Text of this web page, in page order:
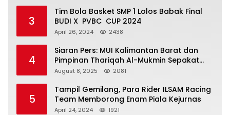
3
Tim Bola Basket SMP 1 Lolos Babak Final
BUDI X PVBC CUP 2024
April 26, 2024 2438
4
Siaran Pers: MUI Kalimantan Barat dan
Pimpinan Thariqah Al-Mukmin Sepakat
Jaga Umat
August 8, 2025 2081
5
Tampil Gemilang, Para Rider ILSAM Racing
Team Memborong Enam Piala Kejurnas
April 24, 2024 1921